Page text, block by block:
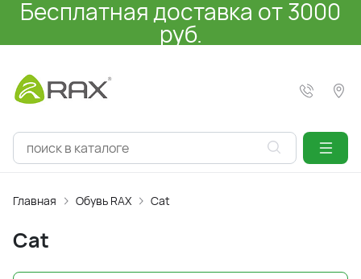
Бесплатная доставка от 3000
руб.
Главная Обувь RAX Cat
Cat